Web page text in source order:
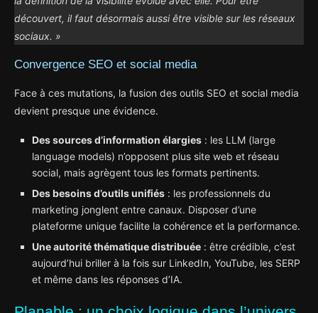
découvert, il faut désormais aussi être visible sur les réseaux
sociaux. »
Convergence SEO et social media
Face à ces mutations, la fusion des outils SEO et social media
devient presque une évidence.
Des sources d’information élargies : les LLM (large
language models) n’opposent plus site web et réseau
social, mais agrègent tous les formats pertinents.
Des besoins d’outils unifiés : les professionnels du
marketing jonglent entre canaux. Disposer d’une
plateforme unique facilite la cohérence et la performance.
Une autorité thématique distribuée : être crédible, c’est
aujourd’hui briller à la fois sur LinkedIn, YouTube, les SERP
et même dans les réponses d’IA.